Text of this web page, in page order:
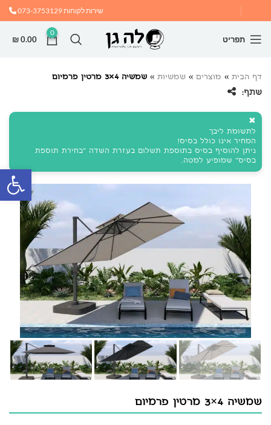
שירות לקוחות073-3753129
תפריט
0
₪0.00
דף הבית » מוצרים » שמשיות » שמשיה 4×3 מרטין פרמיום
שתף:
✖
לתשומת ליבך
המחיר אינו כולל בסיס!
ניתן להוסיף בסיס בתוספת תשלום בעזרת השדה "בחירת תוספת
בסיס" שמופיע למטה.
שמשיה 4×3 מרטין פרמיום